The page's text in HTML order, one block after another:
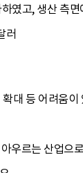
였고, 생산 측
러
대 등 어려움
우르는 산업으